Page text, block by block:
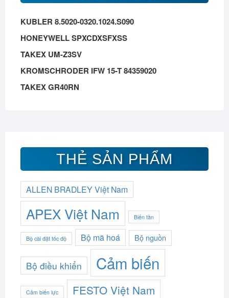
KUBLER 8.5020-0320.1024.S090
HONEYWELL SPXCDXSFXSS
TAKEX UM-Z3SV
KROMSCHRODER IFW 15-T 84359020
TAKEX GR40RN
THẺ SẢN PHẨM
ALLEN BRADLEY Việt Nam
APEX Việt Nam Biến tần
Bộ cài đặt tốc độ Bộ mã hoá Bộ nguồn
Bộ điều khiển Cảm biến
Cảm biến lực FESTO Việt Nam